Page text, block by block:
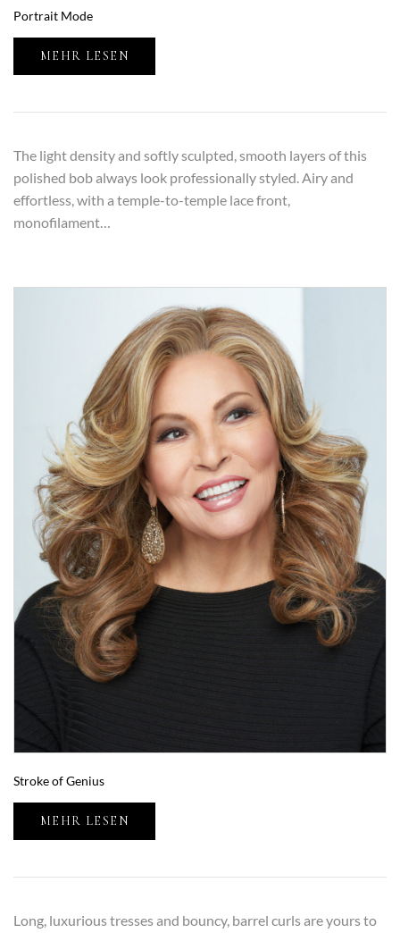
Portrait Mode
MEHR LESEN
The light density and softly sculpted, smooth layers of this
polished bob always look professionally styled. Airy and
effortless, with a temple-to-temple lace front,
monofilament…
Stroke of Genius
MEHR LESEN
Long, luxurious tresses and bouncy, barrel curls are yours to